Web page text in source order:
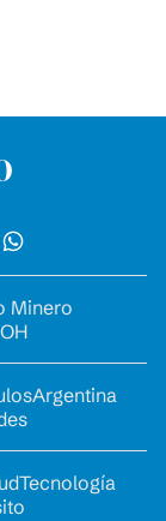
Minero
Argentina
Tecnología